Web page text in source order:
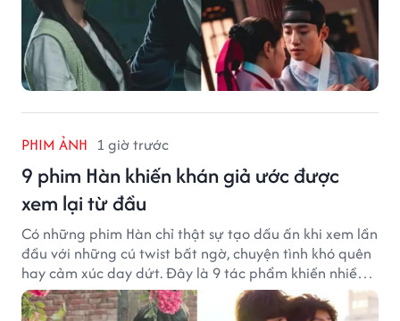
PHIM ẢNH 1 giờ trước
9 phim Hàn khiến khán giả ước được
xem lại từ đầu
Có những phim Hàn chỉ thật sự tạo dấu ấn khi xem lần
đầu với những cú twist bất ngờ, chuyện tình khó quên
hay cảm xúc day dứt. Đây là 9 tác phẩm khiến nhiều
khán giả ước có thể trải nghiệm lại từ đầu.